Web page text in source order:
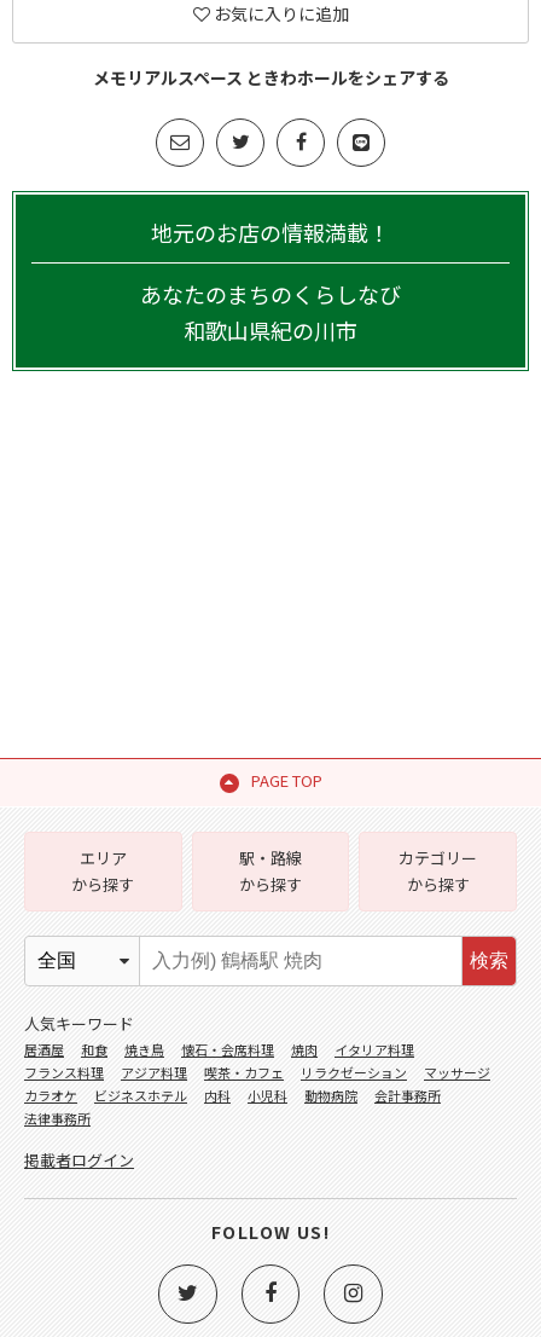
お気に入りに追加
メモリアルスペース ときわホールをシェアする
地元のお店の情報満載！
あなたのまちのくらしなび
和歌山県紀の川市
PAGE TOP
エリア
から探す
駅・路線
から探す
カテゴリー
から探す
検索
人気キーワード
居酒屋 和食 焼き鳥 懐石・会席料理 焼肉
イタリア料理
フランス料理
アジア料理 喫茶・カフェ リラクゼーション
マッサージ
カラオケ
ビジネスホテル 内科 小児科 動物病院
会計事務所
法律事務所
掲載者ログイン
FOLLOW US!